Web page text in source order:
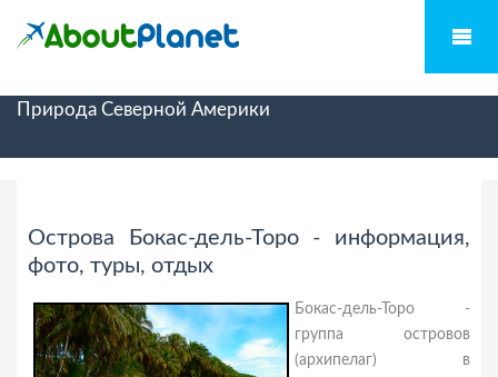
Природа Северной Америки
Острова Бокас-дель-Торо - информация,
фото, туры, отдых
Бокас-дель-Торо -
группа островов
(архипелаг) в